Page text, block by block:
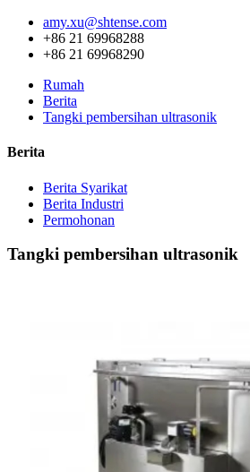
amy.xu@shtense.com
+86 21 69968288
+86 21 69968290
Rumah
Berita
Tangki pembersihan ultrasonik
Berita
Berita Syarikat
Berita Industri
Permohonan
Tangki pembersihan ultrasonik